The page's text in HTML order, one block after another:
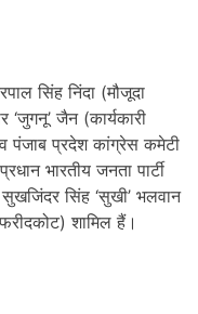
सिंह निंदा (मौजूदा
जैन (कार्यकारी
पंजाब प्रदेश कांग्रेस कमेटी
भारतीय जनता पार्टी
सिंह ‘सुखी’ भलवान
शामिल हैं।